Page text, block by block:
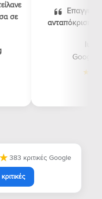
σε
ανταπόκριση,
Google
383 κριτικές Google